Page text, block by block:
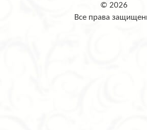
© 2026
Все права